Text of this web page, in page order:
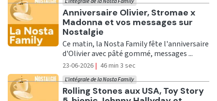
Ecouter
Anniversaire Olivier, Stromae x
Madonna et vos messages sur
Nostalgie
Ce matin, la Nosta Family fête l'anniversaire
d'Olivier avec pâté gommé, messages ...
23-06-2026 | 46 min 3 sec
Ecouter
Rolling Stones aux USA, Toy Story
L'intégrale de la Nosta Family